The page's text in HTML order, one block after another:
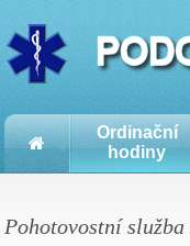
Ordinační
hodiny
Pohotovostní